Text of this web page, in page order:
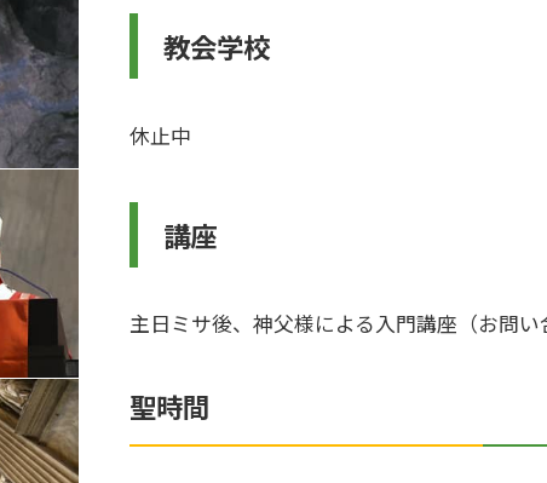
教会学校
休止中
講座
主日ミサ後、神父様による入門講座（お問い
聖時間